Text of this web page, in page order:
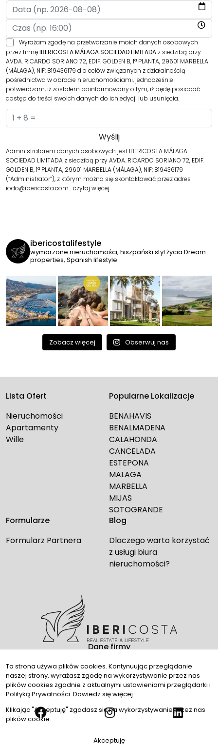
Wyrażam zgodę na przetwarzanie moich danych osobowych
przez firmęIBERICOSTA MÁLAGA SOCIEDAD LIMITADA z siedzibą przy
AVDA. RICARDO SORIANO 72, EDIF. GOLDEN B, 1ª PLANTA, 29601 MARBELLA
(MÁLAGA), NIF: B19436179 dla celów związanych z działalnością
pośrednictwa w obrocie nieruchomościami, jednocześnie
potwierdzam, iż zostałem poinformowany o tym, iż będę posiadać
dostęp do treści swoich danych do ich edycji lub usunięcia.
Administratorem danych osobowych jest IBERICOSTA MÁLAGA
SOCIEDAD LIMITADA z siedzibą przy AVDA. RICARDO SORIANO 72, EDIF.
GOLDEN B, 1ª PLANTA, 29601 MARBELLA (MÁLAGA), NIF: B19436179
(“Administrator”), z którym można się skontaktować przez adres
iodo@ibericosta.com…czytaj więcej
ibericostalifestyle
wymarzone nieruchomości, hiszpański styl życia Dream
properties, Spanish lifestyle
Zobacz więcej Obserwuj nas
Lista Ofert
Nieruchomości
Apartamenty
Wille
Popularne Lokalizacje
BENAHAVIS
BENALMADENA
CALAHONDA
CANCELADA
ESTEPONA
MALAGA
MARBELLA
MIJAS
SOTOGRANDE
Formularze
Formularz Partnera
Blog
Dlaczego warto korzystać
z usługi biura
nieruchomości?
Dane firmy
Kontakt
Media społecznościowe
© 2026 Wszystkie prawa zastrzeżone | Program dla biur
Ta strona używa plików cookies. Kontynuując przeglądanie
naszej strony, wyrażasz zgodę na wykorzystywanie przez nas
plików cookies zgodnie z aktualnymi ustawieniami przeglądarki i
Polityką Prywatności. Dowiedz się więcej
Klikając "Akceptuję" zgadasz się na wykorzystywanie przez nas
plików cookie.
Akceptuję